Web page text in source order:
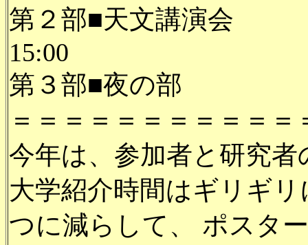
第２部■天文講演会
15:00
第３部■夜の部
＝＝＝＝＝＝＝＝＝＝
今年は、参加者と研究
大学紹介時間はギリギ
つに減らして、 ポスタ